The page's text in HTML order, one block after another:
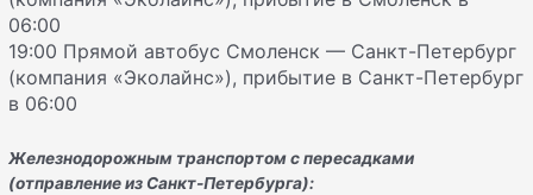
06:00
19:00 Прямой автобус Смоленск — Санкт-Петербург
(компания «Эколайнс»), прибытие в Санкт-Петербург
в 06:00
Железнодорожным транспортом с пересадками
(отправление из Санкт-Петербурга):